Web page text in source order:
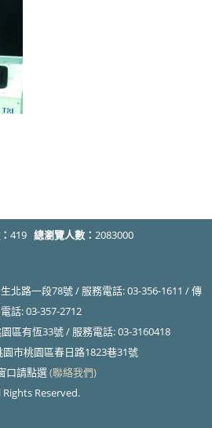
419 總瀏覽人數： 2083000
北路一段78號 / 服務電話: 03-356-1611 / 傳
話: 03-357-2712
區有恆33號 / 服務電話: 03-3160418
市桃園區春日路1823巷31號
口請點選(聯絡我們)
公司 All Rights Reserved.